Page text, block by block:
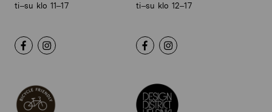
ti–su klo 11–17
ti–su klo 12–17